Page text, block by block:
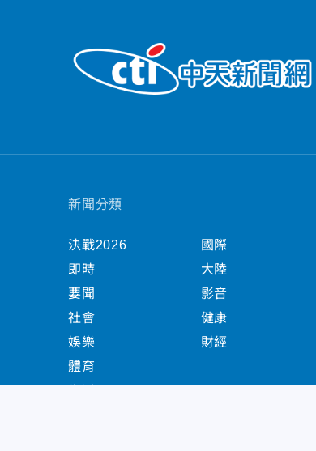
新聞分類
決戰2026
即時
要聞
社會
娛樂
體育
國際
大陸
影音
健康
財經